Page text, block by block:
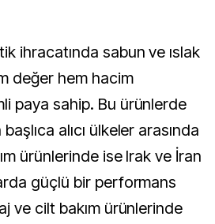
ihracatında sabun ve ıslak
değer hem hacim
paya sahip. Bu ürünlerde
alıcı ülkeler arasında
ürünlerinde ise Irak ve İran
güçlü bir performans
ve cilt bakım ürünlerinde